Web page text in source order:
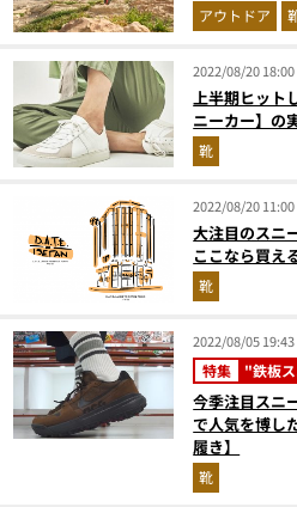
アウトドア
2022/08/20 18:00
上半期ヒット
ニーカー】の
靴
2022/08/20 11:00
大注目のスニ
ここなら買え
靴
2022/08/05 19:43
特集 "鉄板
今季注目スニ
で人気を博し
履き】
靴